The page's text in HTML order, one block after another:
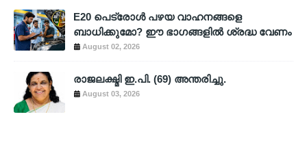
E20 പെട്രോൾ പഴയ വാഹനങ്ങളെ
ബാധിക്കുമോ? ഈ ഭാഗങ്ങളിൽ ശ്രദ്ധ വേണം
August 02, 2026
രാജലക്ഷ്മി ഇ.പി. (69) അന്തരിച്ചു.
August 03, 2026